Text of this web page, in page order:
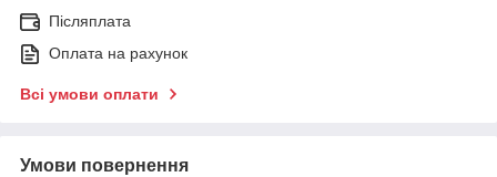
Післяплата
Оплата на рахунок
Всі умови оплати
Умови повернення